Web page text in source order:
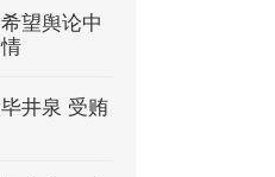
望舆论中
井泉 受贿